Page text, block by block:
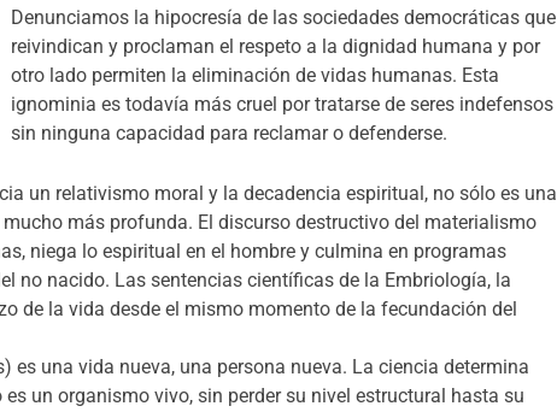
Denunciamos la hipocresía de las sociedades democráticas que
reivindican y proclaman el respeto a la dignidad humana y por
otro lado permiten la eliminación de vidas humanas. Esta
ignominia es todavía más cruel por tratarse de seres indefensos
sin ninguna capacidad para reclamar o defenderse.
un relativismo moral y la decadencia espiritual, no sólo es una
más profunda. El discurso destructivo del materialismo
niega lo espiritual en el hombre y culmina en programas
no nacido. Las sentencias científicas de la Embriología, la
de la vida desde el mismo momento de la fecundación del
es una vida nueva, una persona nueva. La ciencia determina
un organismo vivo, sin perder su nivel estructural hasta su